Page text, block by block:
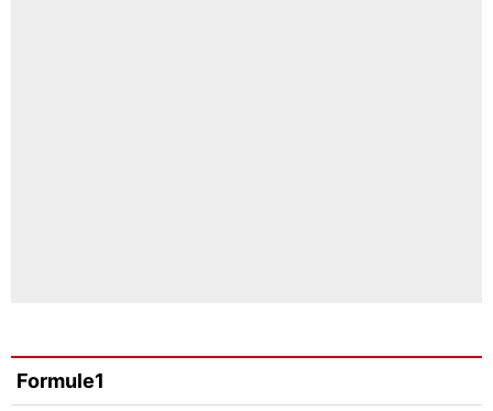
Formule1